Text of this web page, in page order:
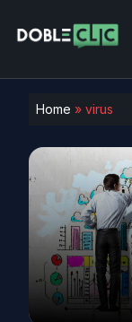
Home » virus